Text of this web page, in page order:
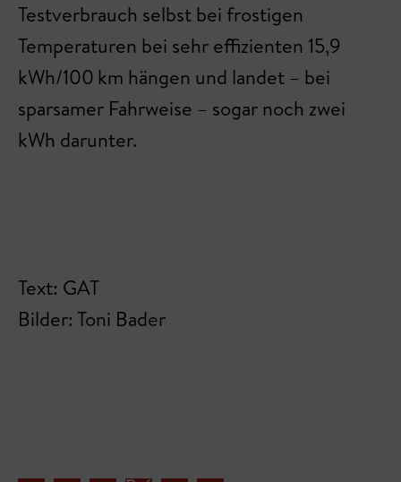
Testverbrauch selbst bei frostigen
Temperaturen bei sehr effizienten 15,9
kWh/100 km hängen und landet – bei
sparsamer Fahrweise – sogar noch zwei
kWh darunter.
Text: GAT
Bilder: Toni Bader